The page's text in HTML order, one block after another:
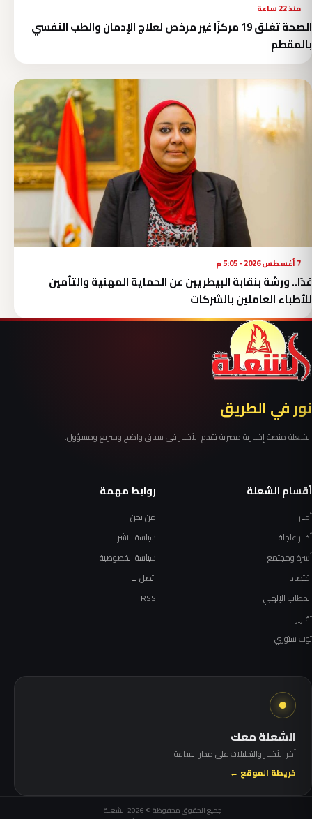
منذ 22 ساعة
الصحة تغلق 19 مركزًا غير مرخص لعلاج الإدمان والطب النفسي
بالمقطم
7 أغسطس 2026 - 5:05 م
غدًا.. ورشة بنقابة البيطريين عن الحماية المهنية والتأمين
للأطباء العاملين بالشركات
نور في الطريق
الشعلة منصة إخبارية مصرية تقدم الأخبار في سياق واضح وسريع ومسؤول.
أقسام الشعلة
أخبار
أخبار عاجلة
أسرة ومجتمع
اقتصاد
الخطاب الإلهي
تقارير
توب ستوري
روابط مهمة
من نحن
سياسة النشر
سياسة الخصوصية
اتصل بنا
RSS
الشعلة معك
آخر الأخبار والتحليلات على مدار الساعة.
خريطة الموقع ←
جميع الحقوق محفوظة © 2026 الشعلة